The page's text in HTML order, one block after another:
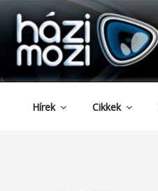
Tartalomhoz
HAZIMOZI
Hírek Cikkek